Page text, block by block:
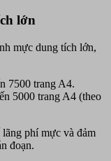
lớn
mực dung tích lớn,
7500 trang A4.
5000 trang A4 (theo
phí mực và đảm
đoạn.